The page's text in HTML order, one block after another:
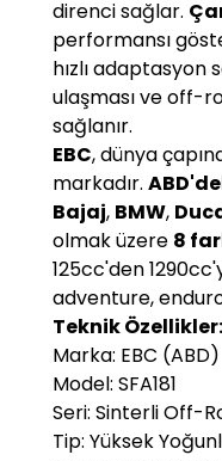
direnci sağlar.
performansı
hızlı adaptasyon
ulaşması ve off-
sağlanır.
EBC, dünya
markadır.
Bajaj, BMW,
olmak üzere 8
125cc'den
adventure,
Teknik Özellikler:
Marka: EBC (ABD)
Model: SFA181
Seri: Sinterli Off-
Tip: Yüksek